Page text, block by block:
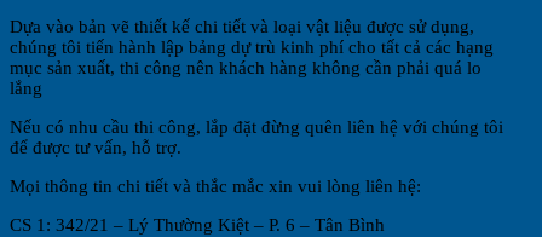
Dựa vào bản vẽ thiết kế chi tiết và loại vật liệu được sử dụng,
chúng tôi tiến hành lập bảng dự trù kinh phí cho tất cả các hạng
mục sản xuất, thi công nên khách hàng không cần phải quá lo
lắng
Nếu có nhu cầu thi công, lắp đặt đừng quên liên hệ với chúng tôi
để được tư vấn, hỗ trợ.
Mọi thông tin chi tiết và thắc mắc xin vui lòng liên hệ:
CS 1: 342/21 – Lý Thường Kiệt – P. 6 – Tân Bình